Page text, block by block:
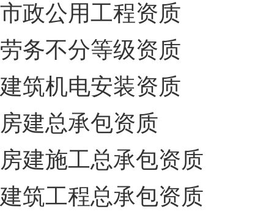
市政公用工程资质
劳务不分等级资质
建筑机电安装资质
房建总承包资质
房建施工总承包资质
建筑工程总承包资质